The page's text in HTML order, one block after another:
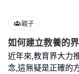
親子
如何建立教養的
近年來,教育界大力
念,這無疑是正確的